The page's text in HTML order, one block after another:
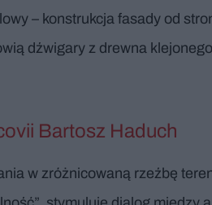
– konstrukcja fasady od
dźwigary z drewna
Bartosz Haduch
w zróżnicowaną rzeźbę